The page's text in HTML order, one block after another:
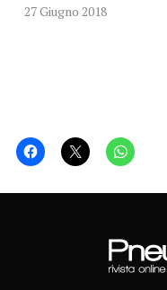
27 Giugno 2018